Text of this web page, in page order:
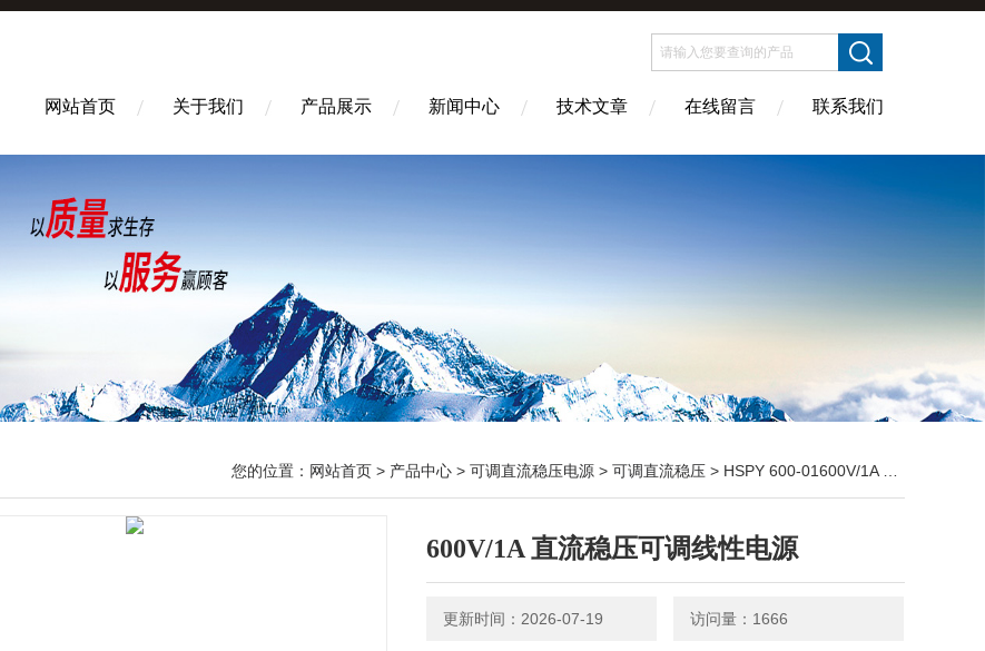
网站首页 关于我们 产品展示 新闻中心 技术文章 在线留言 联系我们
您的位置： 网站首页 > 产品中心 > 可调直流稳压电源 > 可调直流稳压 > HSPY 600-01600V/1A 直流稳压可调线性电源
600V/1A 直流稳压可调线性电源
更新时间：2026-07-19 访问量：1666